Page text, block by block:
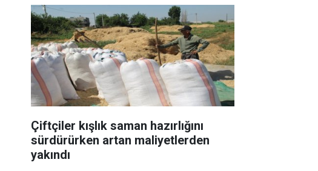
Çiftçiler kışlık saman hazırlığını
sürdürürken artan maliyetlerden
yakındı